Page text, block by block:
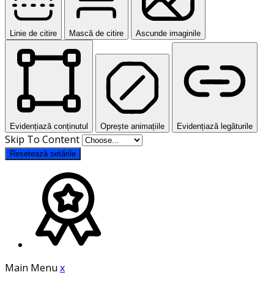
Linie de citire Mască de citire Ascunde imaginile
Evidențiază conținutul Oprește animațiile Evidențiază legăturile
Skip To Content
Resetează setările
Main Menu x